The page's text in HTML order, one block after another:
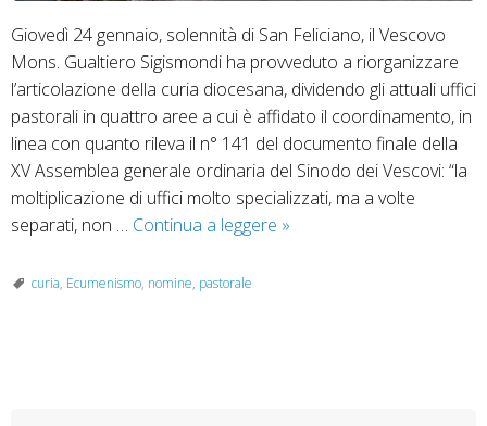
Giovedì 24 gennaio, solennità di San Feliciano, il Vescovo
Mons. Gualtiero Sigismondi ha provveduto a riorganizzare
l’articolazione della curia diocesana, dividendo gli attuali uffici
pastorali in quattro aree a cui è affidato il coordinamento, in
linea con quanto rileva il n° 141 del documento finale della
XV Assemblea generale ordinaria del Sinodo dei Vescovi: “la
moltiplicazione di uffici molto specializzati, ma a volte
separati, non … Continua a leggere Riforma
»
curia, Ecumenismo, nomine, pastorale